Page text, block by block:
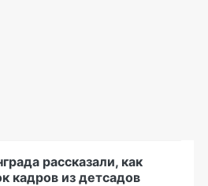
рассказали, как
кадров из детсадов